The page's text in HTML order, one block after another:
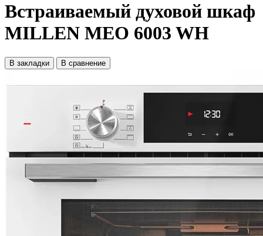
Встраиваемый духовой шкаф
MILLEN MEO 6003 WH
В закладки В сравнение